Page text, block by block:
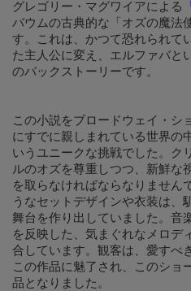
グレゴリー・マグワイアによる
バウムの古典的な「オズの魔法
す。これは、かつて恐れられて
た主人公に変え、エルファバと
のバックストーリーです。
この小説をブロードウェイ・シ
にすでに親しまれている世界の
いうユニークな挑戦でした。ク
ルのオズを尊重しつつ、新鮮な
を取らなければならなりません
うなセットデザインや衣装は、
舞台を作り出していました。音
を反映した、気まぐれなメロデ
合しています。観客は、愛すべ
この作品に魅了され、このショ
品となりました。